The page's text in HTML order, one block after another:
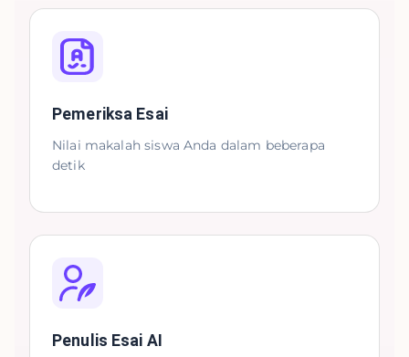
Pemeriksa Esai
Nilai makalah siswa Anda dalam beberapa
detik
Penulis Esai AI